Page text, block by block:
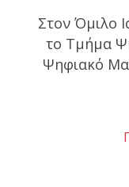
Στον Όμιλο
το Τμήμα
Ψηφιακό